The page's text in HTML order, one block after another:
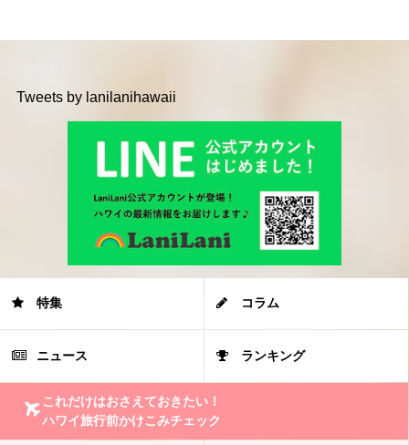
Tweets by lanilanihawaii
特集 コラム
ニュース ランキング
これだけはおさえておきたい！
ハワイ旅行前かけこみチェック